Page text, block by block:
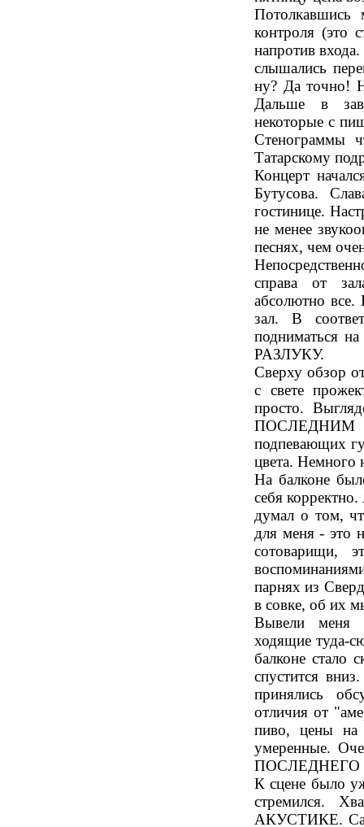
контроля (это
напротив
слышались
ну? Да точно!
Дальше в
некоторые с
Стенограммы
Татарскому
Концерт
Бутусова.
гостинице.
не менее
песнях, чем
справа от
абсолютно
зал. В
подниматься
РАЗЛУКУ.
Сверху обзор
с свете
просто.
ПОСЛЕДНИМ
подпевающих
цвета. Немного
На балконе
себя
думал о том,
для меня - это
сотоварищи,
парнях из
в совке, об их
Вывели меня
ходящие туда-
балконе стало
спустится
принялись
отличия от
пиво, цены на
умеренные.
ПОСЛЕДНЕГО
К сцене было
стремился.
АКУСТИКЕ.